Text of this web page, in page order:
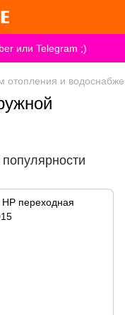
или Telegram ;)
отопления и